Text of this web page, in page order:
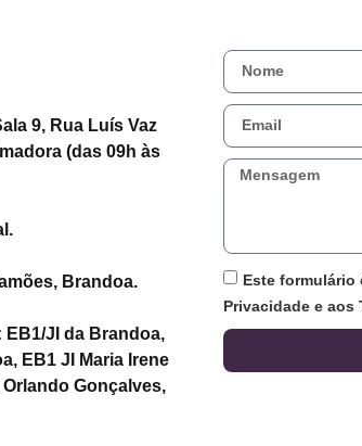
9, Rua Luís Vaz
(das 09h às
Brandoa.
EB1/JI da Brandoa,
EB1 JI Maria Irene
Gonçalves,
Este formulário
Privacidade e aos